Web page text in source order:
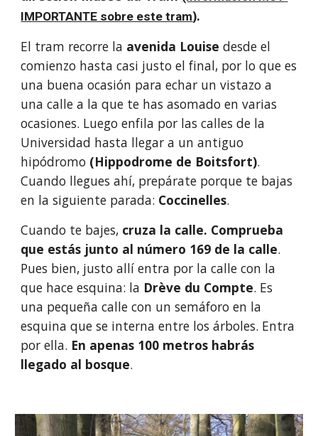
IMPORTANTE sobre este tram).
El tram recorre la avenida Louise desde el
comienzo hasta casi justo el final, por lo que es
una buena ocasión para echar un vistazo a
una calle a la que te has asomado en varias
ocasiones. Luego enfila por las calles de la
Universidad hasta llegar a un antiguo
hipódromo (Hippodrome de Boitsfort).
Cuando llegues ahí, prepárate porque te bajas
en la siguiente parada: Coccinelles.
Cuando te bajes, cruza la calle. Comprueba
que estás junto al número 169 de la calle.
Pues bien, justo allí entra por la calle con la
que hace esquina: la Drève du Compte. Es
una pequeña calle con un semáforo en la
esquina que se interna entre los árboles. Entra
por ella. En apenas 100 metros habrás
llegado al bosque.